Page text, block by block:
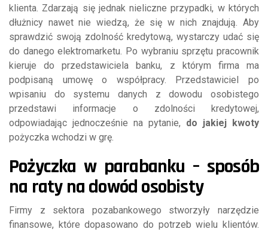
klienta. Zdarzają się jednak nieliczne przypadki, w których
dłużnicy nawet nie wiedzą, że się w nich znajdują. Aby
sprawdzić swoją zdolność kredytową, wystarczy udać się
do danego elektromarketu. Po wybraniu sprzętu pracownik
kieruje do przedstawiciela banku, z którym firma ma
podpisaną umowę o współpracy. Przedstawiciel po
wpisaniu do systemu danych z dowodu osobistego
przedstawi informacje o zdolności kredytowej,
odpowiadając jednocześnie na pytanie, do jakiej kwoty
pożyczka wchodzi w grę.
Pożyczka w parabanku – sposób
na raty na dowód osobisty
Firmy z sektora pozabankowego stworzyły narzędzie
finansowe, które dopasowano do potrzeb wielu klientów.